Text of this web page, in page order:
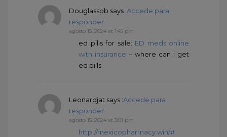
Douglassob says :Accede para
responder
agosto 15, 2024 at 1:45 pm
ed pills for sale: ED meds online
with insurance – where can i get
ed pills
Leonardjat says :Accede para
responder
agosto 15, 2024 at 3:01 pm
http://mexicopharmacy.win/#